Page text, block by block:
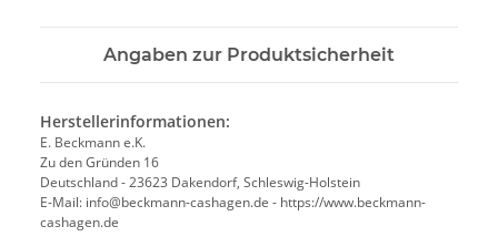
Angaben zur Produktsicherheit
Herstellerinformationen:
E. Beckmann e.K.
Zu den Gründen 16
Deutschland - 23623 Dakendorf, Schleswig-Holstein
E-Mail: info@beckmann-cashagen.de - https://www.beckmann-
cashagen.de